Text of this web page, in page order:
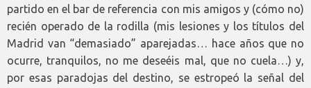
partido en el bar de referencia con mis amigos y (cómo no)
recién operado de la rodilla (mis lesiones y los títulos del
Madrid van “demasiado” aparejadas… hace años que no
ocurre, tranquilos, no me deseéis mal, que no cuela…) y,
por esas paradojas del destino, se estropeó la señal del